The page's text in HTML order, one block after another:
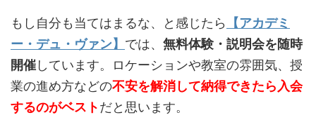
もし自分も当てはまるな、と感じたら
【アカデミ
ー・デュ・ヴァン】 では、 無料体験・説明会を随時
開催しています。ロケーションや教室の雰囲気、授
業の進め方などの不安を解消して納得できたら入会
するのがベストだと思います。